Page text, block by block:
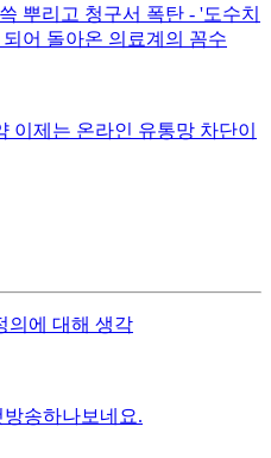
뿌리고 청구서 폭탄 - '도수치
어 돌아온 의료계의 꼼수
이제는 온라인 유통망 차단이
의에 대해 생각
송하나보네요.